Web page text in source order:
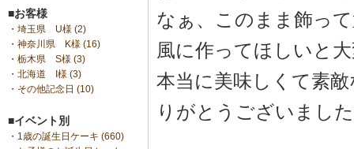
■お客様
・ 埼玉県 U様 (2)
・ 神奈川県 K様 (16)
・ 栃木県 S様 (3)
・ 北海道 I様 (3)
・ その他記念日 (10)
■イベント別
・ 1歳の誕生日ケーキ (660)
なぁ、このまま飾っ
風に作ってほしいと
本当に美味しくて素
りがとうござい まし